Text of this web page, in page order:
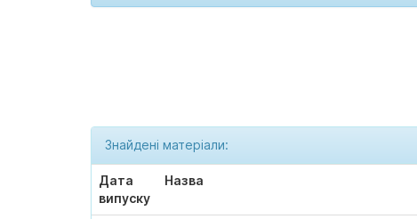
Знайдені матеріали:
Дата
випуску
Назва